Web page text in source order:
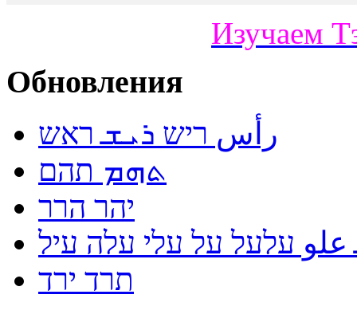
Изучаем
Обновления
رأس ריש ܪܝܫ ראש
ܬܗܡ תהם
יהר הרר
עלעל על עלי עלה עיל
תרד ירד